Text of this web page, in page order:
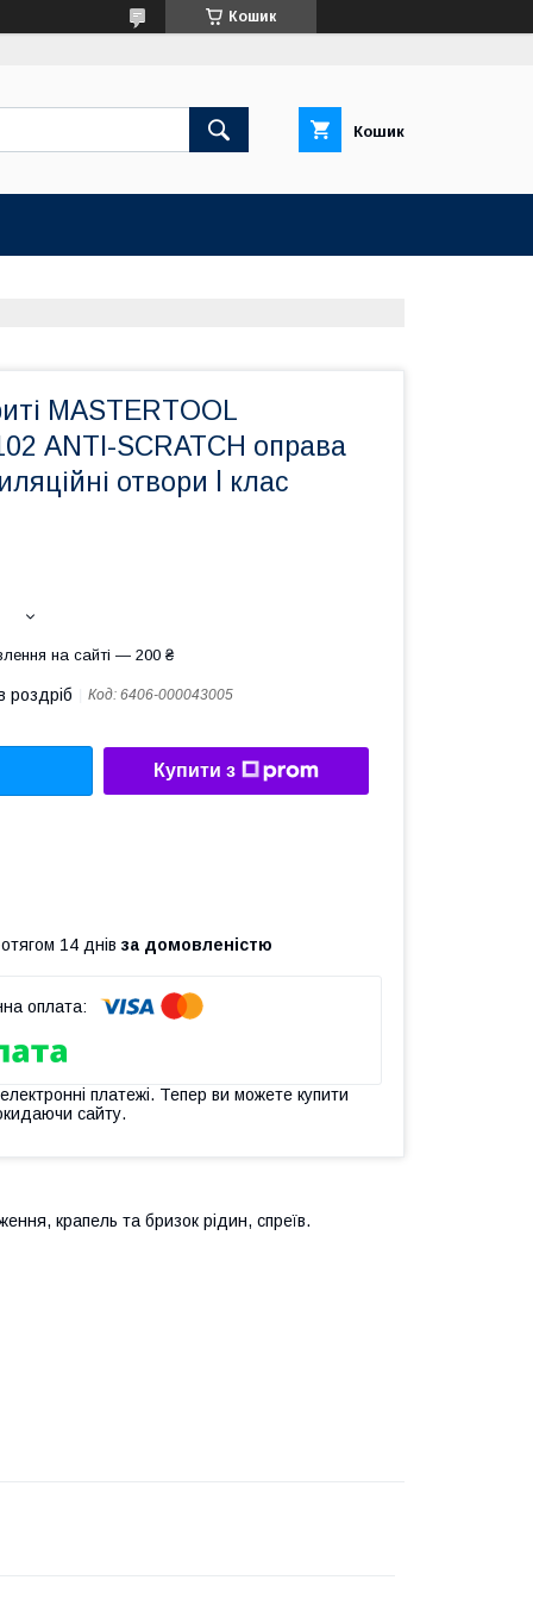
Кошик
Кошик
MASTERTOOL
ANTI-SCRATCH оправа
отвори l клас
на сайті — 200 ₴
роздріб Код: 6406-000043005
Купити з
14 днів за домовленістю
платежі. Тепер ви можете купити
сайту.
крапель та бризок рідин, спреїв.